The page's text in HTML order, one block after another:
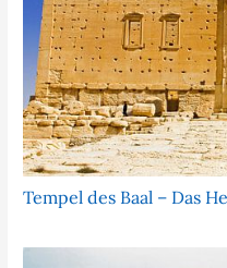
Tempel des Baal – Das